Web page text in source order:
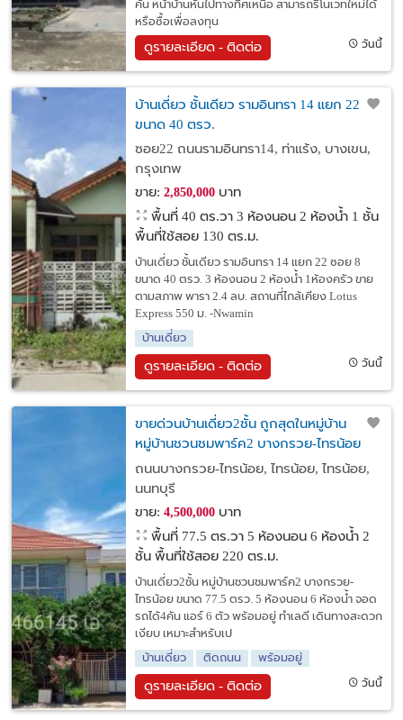
คัน หน้าบ้านหันไปทางทิศเหนือ สามารถรีโนเวทใหม่ได้
หรือซื้อเพื่อลงทุน
ดูรายละเอียด - ติดต่อ วันนี้
บ้านเดี่ยว ชั้นเดียว รามอินทรา 14 แยก 22
ขนาด 40 ตรว.
ซอย22 ถนนรามอินทรา14, ท่าแร้ง, บางเขน,
กรุงเทพ
ขาย: 2,850,000บาท
พื้นที่ 40 ตร.วา 3 ห้องนอน 2 ห้องน้ำ 1 ชั้น
พื้นที่ใช้สอย 130 ตร.ม.
บ้านเดี่ยว ชั้นเดียว รามอินทรา 14 แยก 22 ซอย 8
ขนาด 40 ตรว. 3 ห้องนอน 2 ห้องน้ำ 1ห้องครัว ขาย
ตามสภาพ พารา 2.4 ลบ. สถานที่ไกล้เคียง Lotus
Express 550 ม. -Nwamin
บ้านเดี่ยว
ดูรายละเอียด - ติดต่อ วันนี้
ขายด่วนบ้านเดี่ยว2ชั้น ถูกสุดในหมู่บ้าน
หมู่บ้านชวนชมพาร์ค2 บางกรวย-ไทรน้อย
ขนาด 77.5 ตรว. ราคาดี
ถนนบางกรวย-ไทรน้อย, ไทรน้อย, ไทรน้อย,
นนทบุรี
ขาย: 4,500,000บาท
พื้นที่ 77.5 ตร.วา 5 ห้องนอน 6 ห้องน้ำ 2
ชั้น พื้นที่ใช้สอย 220 ตร.ม.
บ้านเดี่ยว2ชั้น หมู่บ้านชวนชมพาร์ค2 บางกรวย-
ไทรน้อย ขนาด 77.5 ตรว. 5 ห้องนอน 6 ห้องน้ำ จอด
รถได้4คัน แอร์ 6 ตัว พร้อมอยู่ ทำเลดี เดินทางสะดวก
เงียบ เหมาะสำหรับเป
บ้านเดี่ยว
ติดถนน พร้อมอยู่
ดูรายละเอียด - ติดต่อ วันนี้